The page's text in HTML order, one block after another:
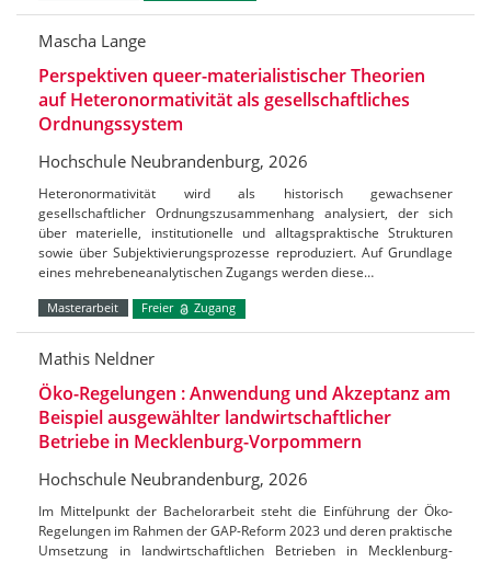
Mascha Lange
Perspektiven queer-materialistischer Theorien
auf Heteronormativität als gesellschaftliches
Ordnungssystem
Hochschule Neubrandenburg, 2026
Heteronormativität wird als historisch gewachsener
gesellschaftlicher Ordnungszusammenhang analysiert, der sich
über materielle, institutionelle und alltagspraktische Strukturen
sowie über Subjektivierungsprozesse reproduziert. Auf Grundlage
eines mehrebeneanalytischen Zugangs werden diese…
Masterarbeit Freier Zugang
Mathis Neldner
Öko-Regelungen : Anwendung und Akzeptanz am
Beispiel ausgewählter landwirtschaftlicher
Betriebe in Mecklenburg-Vorpommern
Hochschule Neubrandenburg, 2026
Im Mittelpunkt der Bachelorarbeit steht die Einführung der Öko-
Regelungen im Rahmen der GAP-Reform 2023 und deren praktische
Umsetzung in landwirtschaftlichen Betrieben in Mecklenburg-